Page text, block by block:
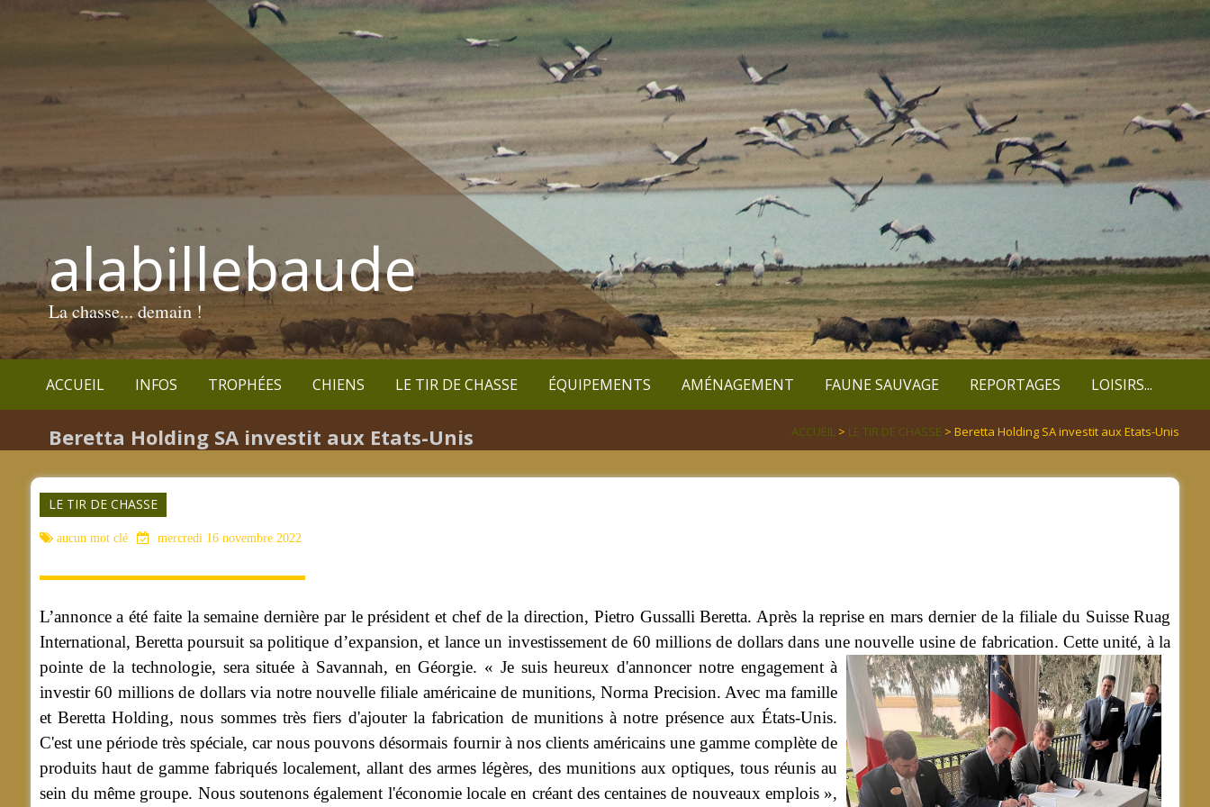
alabillebaude
La chasse... demain !
ACCUEIL INFOS TROPHÉES CHIENS LE TIR DE CHASSE ÉQUIPEMENTS AMÉNAGEMENT FAUNE SAUVAGE REPORTAGES LOISIRS...
Beretta Holding SA investit aux Etats-Unis ACCUEIL > LE TIR DE CHASSE > Beretta Holding SA investit aux Etats-Unis
LE TIR DE CHASSE
aucun mot clé mercredi 16 novembre 2022
L’annonce a été faite la semaine dernière par le président et chef de la direction, Pietro Gussalli Beretta. Après la reprise en mars dernier de la filiale du Suisse Ruag
International, Beretta poursuit sa politique d’expansion, et lance un investissement de 60 millions de dollars dans une nouvelle usine de fabrication.Cette unité, à la
pointe de la technologie, sera située à Savannah, en Géorgie. « Je suis heureux d'annoncer notre engagement à
investir 60 millions de dollars via notre nouvelle filiale américaine de munitions, Norma Precision. Avec ma famille
et Beretta Holding, nous sommes très fiers d'ajouter la fabrication de munitions à notre présence aux États-Unis.
C'est une période très spéciale, car nous pouvons désormais fournir à nos clients américains une gamme complète de
produits haut de gamme fabriqués localement, allant des armes légères, des munitions aux optiques, tous réunis au
sein du même groupe. Nous soutenons également l'économie locale en créant des centaines de nouveaux emplois »,